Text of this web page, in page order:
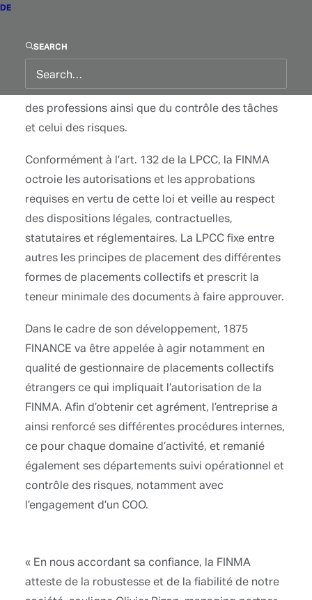
DE
SEARCH
poussée de la direction, de la structure et des
mécanismes internes de la société, notamment au
niveau de son organisation, de la segmentation
des professions ainsi que du contrôle des tâches
et celui des risques.
Conformément à l’art. 132 de la LPCC, la FINMA
octroie les autorisations et les approbations
requises en vertu de cette loi et veille au respect
des dispositions légales, contractuelles,
statutaires et réglementaires. La LPCC fixe entre
autres les principes de placement des différentes
formes de placements collectifs et prescrit la
teneur minimale des documents à faire approuver.
Dans le cadre de son développement, 1875
FINANCE va être appelée à agir notamment en
qualité de gestionnaire de placements collectifs
étrangers ce qui impliquait l’autorisation de la
FINMA. Afin d’obtenir cet agrément, l’entreprise a
ainsi renforcé ses différentes procédures internes,
ce pour chaque domaine d’activité, et remanié
également ses départements suivi opérationnel et
contrôle des risques, notamment avec
l’engagement d’un COO.
« En nous accordant sa confiance, la FINMA
atteste de la robustesse et de la fiabilité de notre